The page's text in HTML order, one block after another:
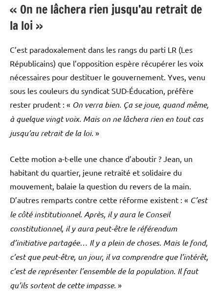
« On ne lâchera rien jusqu’au retrait de
la loi »
C’est paradoxalement dans les rangs du parti LR (Les
Républicains) que l’opposition espère récupérer les voix
nécessaires pour destituer le gouvernement. Yves, venu
sous les couleurs du syndicat SUD-Éducation, préfère
rester prudent : « On verra bien. Ça se joue, quand même,
à quelque vingt voix. Mais on ne lâchera rien en tout cas
jusqu’au retrait de la loi. »
Cette motion a-t-elle une chance d’aboutir ? Jean, un
habitant du quartier, jeune retraité et solidaire du
mouvement, balaie la question du revers de la main.
D’autres remparts contre cette réforme existent : « C’est
le côté institutionnel. Après, il y aura le Conseil
constitutionnel, il y aura peut-être le référendum
d’initiative partagée… Il y a plein de choses. Mais le fond,
c’est que peut-être, un jour, il va comprendre que l’intérêt,
c’est de représenter l’ensemble de la population. Il faut
qu’ils sortent de cette impasse. »